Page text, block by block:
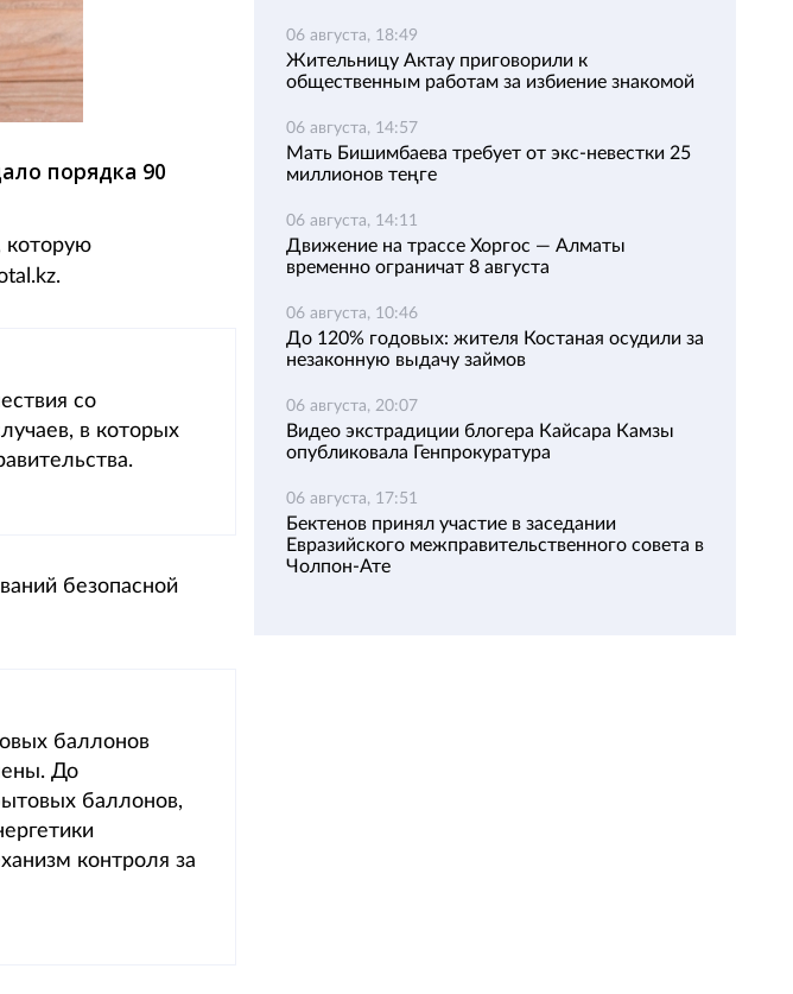
порядка 90
которую
со
в которых
безопасной
баллонов
До
баллонов,
контроля за
06 августа, 18:49
Жительницу Актау приговорили к
общественным работам за избиение знакомой
06 августа, 14:57
Мать Бишимбаева требует от экс-невестки 25
миллионов теңге
06 августа, 14:11
Движение на трассе Хоргос — Алматы
временно ограничат 8 августа
06 августа, 10:46
До 120% годовых: жителя Костаная осудили за
незаконную выдачу займов
06 августа, 20:07
Видео экстрадиции блогера Кайсара Камзы
опубликовала Генпрокуратура
06 августа, 17:51
Бектенов принял участие в заседании
Евразийского межправительственного совета в
Чолпон-Ате